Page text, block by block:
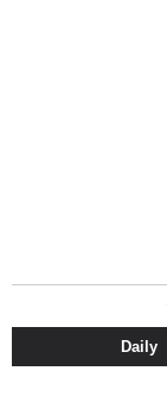
Daily